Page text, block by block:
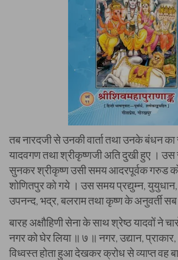
तब नारदजी से उनकी वार्ता तथा उनके बंधन
यादवगण तथा श्रीकृष्णजी अति दुखी हुए । उस
सुनकर श्रीकृष्ण उसी समय आदरपूर्वक गरुड
शोणितपुर को गये । उस समय प्रद्युम्न, युयुधान,
उपनन्द, भद्र, बलराम तथा कृष्ण के अनुवर्ती
बारह अक्षौहिणी सेना के साथ श्रेष्ठ यादवों ने
नगर को घेर लिया ॥ ७ ॥ नगर, उद्यान,
विध्वस्त होता हुआ देखकर क्रोध से व्याप्त वह